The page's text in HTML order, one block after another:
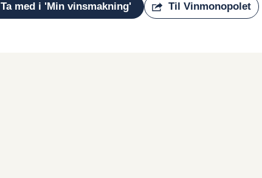
Ta med i 'Min vinsmakning' Til Vinmonopolet